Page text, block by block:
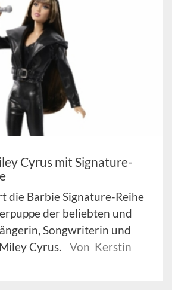
Cyrus mit Signature-
die Barbie Signature-Reihe
der beliebten und
Songwriterin und
Cyrus.
Von Kerstin